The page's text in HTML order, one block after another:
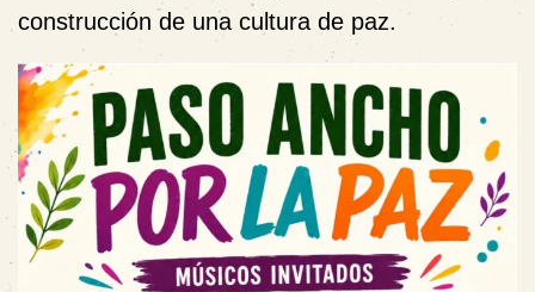
construcción de una cultura de paz.